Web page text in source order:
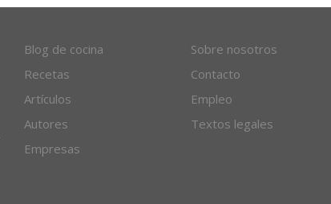
Blog de cocina
Recetas
Artículos
Autores
Empresas
Sobre nosotros
Contacto
Empleo
Textos legales